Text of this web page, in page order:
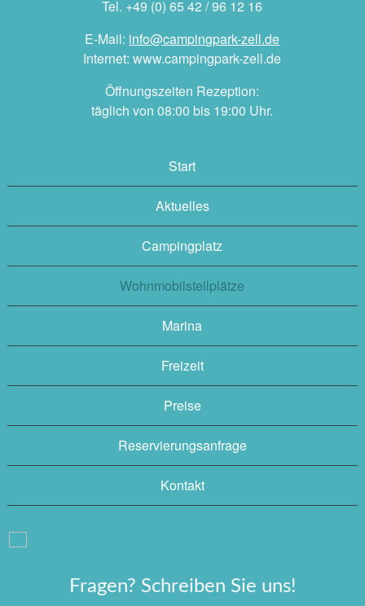
Tel. +49 (0) 65 42 / 96 12 16
E-Mail: info@campingpark-zell.de
Internet: www.campingpark-zell.de
Öffnungszeiten Rezeption:
täglich von 08:00 bis 19:00 Uhr.
Start
Aktuelles
Campingplatz
Wohnmobilstellplätze
Marina
Freizeit
Preise
Reservierungsanfrage
Kontakt
Fragen? Schreiben Sie uns!